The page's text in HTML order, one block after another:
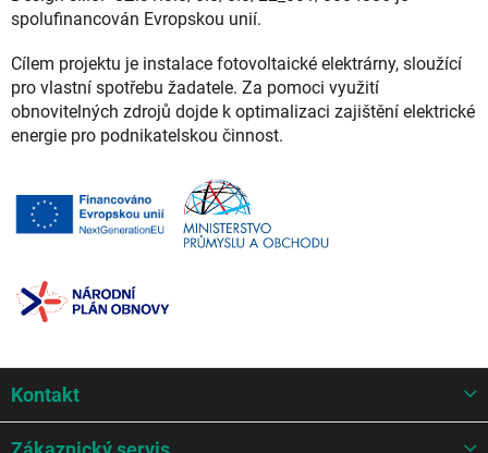
spolufinancován Evropskou unií.
Cílem projektu je instalace fotovoltaické elektrárny, sloužící
pro vlastní spotřebu žadatele. Za pomoci využití
obnovitelných zdrojů dojde k optimalizaci zajištění elektrické
energie pro podnikatelskou činnost.
p
Kontakt